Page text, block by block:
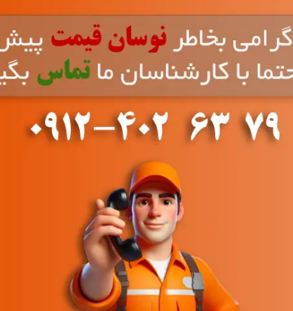
کولر گازی 12000A مدل IAC-
12CH/XA/A
تهویه مطبوع و سیستم های سرمایشی,کولر گازی و اسپلیت ایران
رادیاتور